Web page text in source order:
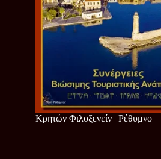
Κρητών Φιλοξενείν | Ρέθυμνο